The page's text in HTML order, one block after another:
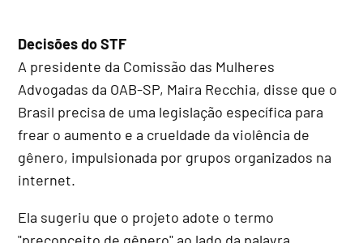
Decisões do STF
A presidente da Comissão das Mulheres
Advogadas da OAB-SP, Maira Recchia, disse que o
Brasil precisa de uma legislação específica para
frear o aumento e a crueldade da violência de
gênero, impulsionada por grupos organizados na
internet.
Ela sugeriu que o projeto adote o termo